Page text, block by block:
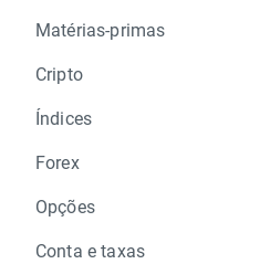
Matérias-primas
Cripto
Índices
Forex
Opções
Conta e taxas